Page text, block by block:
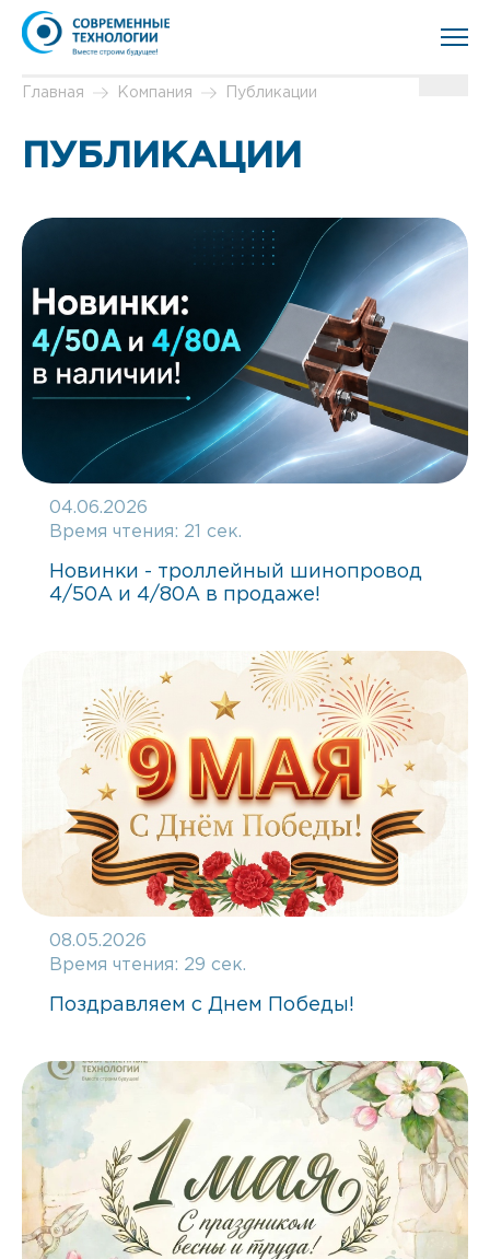
Главная Компания Публикации
ПУБЛИКАЦИИ
04.06.2026
Время чтения: 21 сек.
Новинки - троллейный шинопровод
4/50А и 4/80А в продаже!
08.05.2026
Время чтения: 29 сек.
Поздравляем с Днем Победы!